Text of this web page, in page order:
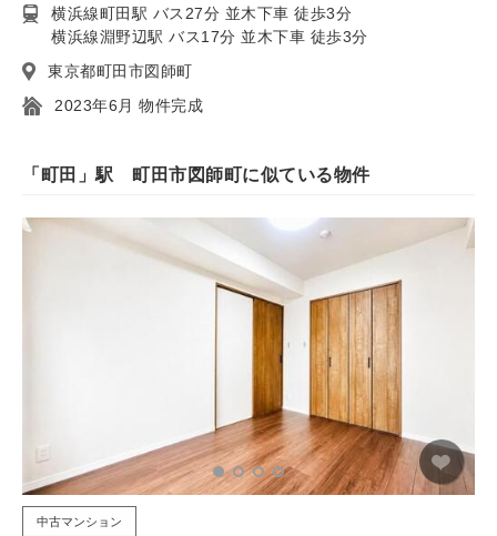
横浜線町田駅 バス27分 並木下車 徒歩3分
横浜線淵野辺駅 バス17分 並木下車 徒歩3分
東京都町田市図師町
2023年6月 物件完成
「町田」駅 町田市図師町に似ている物件
中古マンション